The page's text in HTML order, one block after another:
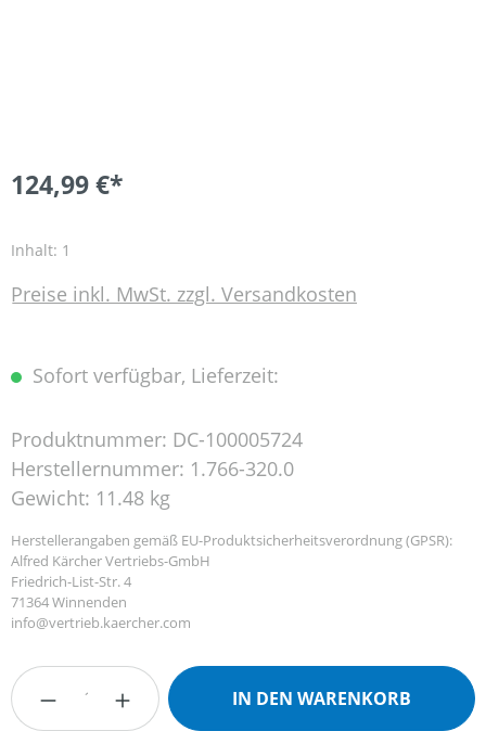
124,99 €*
Inhalt: 1
Preise inkl. MwSt. zzgl. Versandkosten
Sofort verfügbar, Lieferzeit:
Produktnummer: DC-100005724
Herstellernummer: 1.766-320.0
Gewicht: 11.48 kg
Herstellerangaben gemäß EU-Produktsicherheitsverordnung (GPSR):
Alfred Kärcher Vertriebs-GmbH
Friedrich-List-Str. 4
71364 Winnenden
info@vertrieb.kaercher.com
Produkt Anzahl: Gib den gewünschten
IN DEN WARENKORB